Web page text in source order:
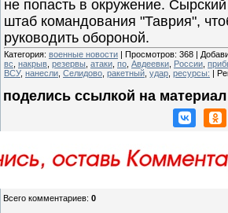
не попасть в окружение.
штаб командования "Таврия",
руководить обороной.
Категория: военные новости | Просмотров: 368 |
вс накрыв резервы атаки по Авдеевки России
ВСУ, нанесли Селидово ракетный удар ресурсы: |
поделись ссылкой на
Всего комментариев: 0